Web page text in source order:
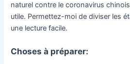
naturel contre le coronavirus
utile. Permettez-moi de diviser les
une lecture facile.
Choses à préparer: